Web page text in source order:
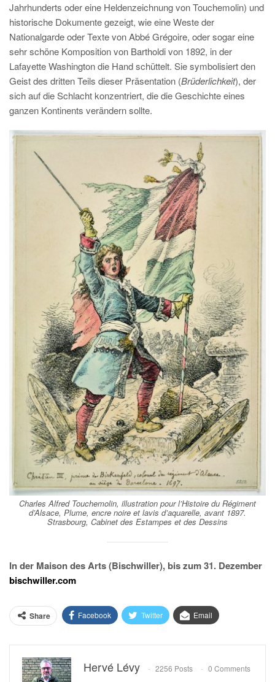
Jahrhunderts oder eine Heldenzeichnung von Touchemolin) und
historische Dokumente gezeigt, wie eine Weste der
Nationalgarde oder Texte von Abbé Grégoire, oder sogar eine
sehr schöne Komposition von Bartholdi von 1892, in der
Lafayette Washington die Hand schüttelt. Sie symbolisiert den
Geist des dritten Teils dieser Präsentation (Brüderlichkeit), der
sich auf die Schlacht konzentriert, die die Geschichte eines
ganzen Kontinents verändern sollte.
Charles Alfred Touchemolin, illustration pour l’Histoire du Régiment
d’Alsace, Plume, encre noire et lavis d’aquarelle, avant 1897.
Strasbourg, Cabinet des Estampes et des Dessins
In der Maison des Arts (Bischwiller), bis zum 31. Dezember
bischwiller.com
Share Facebook Twitter Email
Hervé Lévy 2256 Posts 0 Comments